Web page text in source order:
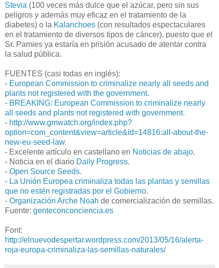
Stevia (100 veces más dulce que el azúcar, pero sin sus
peligros y además muy eficaz en el tratamiento de la
diabetes) o la Kalanchoes (con resultados espectaculares
en el tratamiento de diversos tipos de cáncer), puesto que el
Sr. Pamies ya estaría en prisión acusado de atentar contra
la salud pública.
FUENTES (casi todas en inglés):
- European Commission to criminalize nearly all seeds and
plants not registered with the government.
- BREAKING: European Commission to criminalize nearly
all seeds and plants not registered with government.
- http://www.gmwatch.org/index.php?
option=com_content&view=article&id=14816:all-about-the-
new-eu-seed-law.
- Excelente artículo en castellano en Noticias de abajo.
- Noticia en el diario Daily Progress.
- Open Source Seeds.
- La Unión Europea criminaliza todas las plantas y semillas
que no estén registradas por el Gobierno.
- Organización Arche Noah de comercialización de semillas.
Fuente: genteconconciencia.es
Font:
http://elnuevodespertar.wordpress.com/2013/05/16/alerta-
roja-europa-criminaliza-las-semillas-naturales/